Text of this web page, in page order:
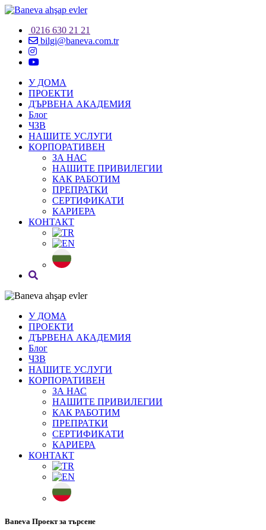
0216 630 21 21
bilgi@baneva.com.tr
У ДОМА
ПРОЕКТИ
ДЪРВЕНА АКАДЕМИЯ
Блог
ЧЗВ
НАШИТЕ УСЛУГИ
КОРПОРАТИВЕН
ЗА НАС
НАШИТЕ ПРИВИЛЕГИИ
КАК РАБОТИМ
ПРЕПРАТКИ
СЕРТИФИКАТИ
КАРИЕРА
КОНТАКТ
У ДОМА
ПРОЕКТИ
ДЪРВЕНА АКАДЕМИЯ
Блог
ЧЗВ
НАШИТЕ УСЛУГИ
КОРПОРАТИВЕН
ЗА НАС
НАШИТЕ ПРИВИЛЕГИИ
КАК РАБОТИМ
ПРЕПРАТКИ
СЕРТИФИКАТИ
КАРИЕРА
КОНТАКТ
Baneva Проект за търсене